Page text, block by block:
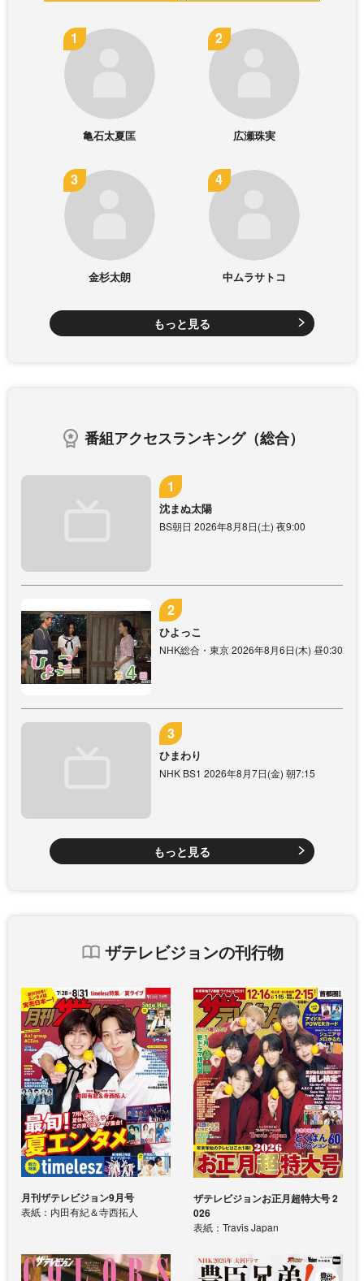
亀石太夏匡 広瀬珠実
金杉太朗 中ムラサトコ
もっと見る
番組アクセスランキング（総合）
沈まぬ太陽
BS朝日 2026年8月8日(土) 夜9:00
ひよっこ
NHK総合・東京 2026年8月6日(木) 昼0:30
ひまわり
NHK BS1 2026年8月7日(金) 朝7:15
もっと見る
ザテレビジョンの刊行物
月刊ザテレビジョン9月号
表紙：内田有紀＆寺西拓人
ザテレビジョンお正月超特大号 2
026
表紙：Travis Japan